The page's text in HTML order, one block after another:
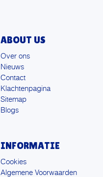
ABOUT US
Over ons
Nieuws
Contact
Klachtenpagina
Sitemap
Blogs
INFORMATIE
Cookies
Algemene Voorwaarden